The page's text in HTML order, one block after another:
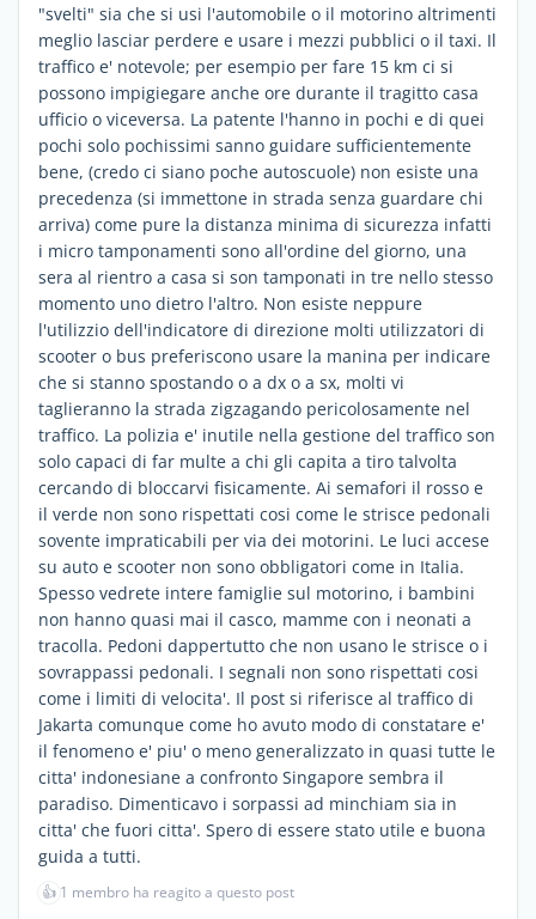
"svelti" sia che si usi l'automobile o il motorino altrimenti
meglio lasciar perdere e usare i mezzi pubblici o il taxi. Il
traffico e' notevole; per esempio per fare 15 km ci si
possono impigiegare anche ore durante il tragitto casa
ufficio o viceversa. La patente l'hanno in pochi e di quei
pochi solo pochissimi sanno guidare sufficientemente
bene, (credo ci siano poche autoscuole) non esiste una
precedenza (si immettone in strada senza guardare chi
arriva) come pure la distanza minima di sicurezza infatti
i micro tamponamenti sono all'ordine del giorno, una
sera al rientro a casa si son tamponati in tre nello stesso
momento uno dietro l'altro. Non esiste neppure
l'utilizzio dell'indicatore di direzione molti utilizzatori di
scooter o bus preferiscono usare la manina per indicare
che si stanno spostando o a dx o a sx, molti vi
taglieranno la strada zigzagando pericolosamente nel
traffico. La polizia e' inutile nella gestione del traffico son
solo capaci di far multe a chi gli capita a tiro talvolta
cercando di bloccarvi fisicamente. Ai semafori il rosso e
il verde non sono rispettati cosi come le strisce pedonali
sovente impraticabili per via dei motorini. Le luci accese
su auto e scooter non sono obbligatori come in Italia.
Spesso vedrete intere famiglie sul motorino, i bambini
non hanno quasi mai il casco, mamme con i neonati a
tracolla. Pedoni dappertutto che non usano le strisce o i
sovrappassi pedonali. I segnali non sono rispettati cosi
come i limiti di velocita'. Il post si riferisce al traffico di
Jakarta comunque come ho avuto modo di constatare e'
il fenomeno e' piu' o meno generalizzato in quasi tutte le
citta' indonesiane a confronto Singapore sembra il
paradiso. Dimenticavo i sorpassi ad minchiam sia in
citta' che fuori citta'. Spero di essere stato utile e buona
guida a tutti.
👍 1 membro ha reagito a questo post